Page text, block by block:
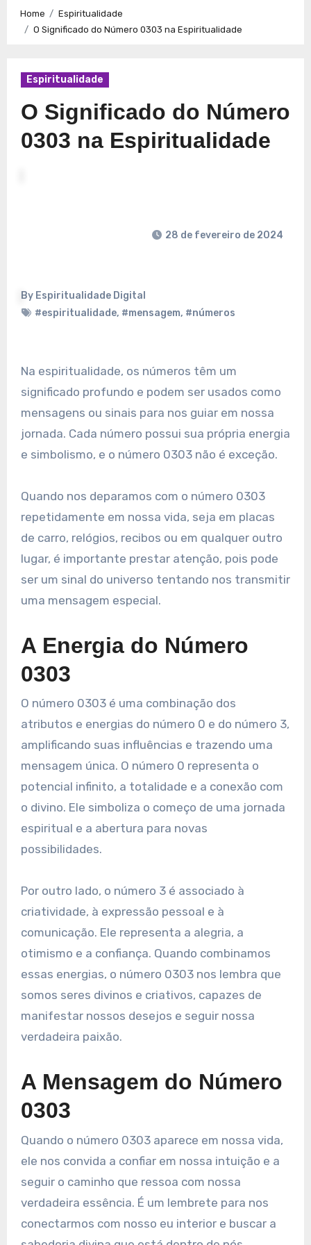
Caminhos para a Plenitude no Presente
Espiritualidade: Conexão e Significado no Presente
Home
Espiritualidade
O Significado do Número 0303 na Espiritualidade
Espiritualidade
O Significado do Número
0303 na Espiritualidade
By Espiritualidade Digital
28 de fevereiro de 2024
#espiritualidade, #mensagem, #números
Na espiritualidade, os números têm um
significado profundo e podem ser usados como
mensagens ou sinais para nos guiar em nossa
jornada. Cada número possui sua própria energia
e simbolismo, e o número 0303 não é exceção.
Quando nos deparamos com o número 0303
repetidamente em nossa vida, seja em placas
de carro, relógios, recibos ou em qualquer outro
lugar, é importante prestar atenção, pois pode
ser um sinal do universo tentando nos transmitir
uma mensagem especial.
A Energia do Número
0303
O número 0303 é uma combinação dos
atributos e energias do número 0 e do número 3,
amplificando suas influências e trazendo uma
mensagem única. O número 0 representa o
potencial infinito, a totalidade e a conexão com
o divino. Ele simboliza o começo de uma jornada
espiritual e a abertura para novas
possibilidades.
Por outro lado, o número 3 é associado à
criatividade, à expressão pessoal e à
comunicação. Ele representa a alegria, a
otimismo e a confiança. Quando combinamos
essas energias, o número 0303 nos lembra que
somos seres divinos e criativos, capazes de
manifestar nossos desejos e seguir nossa
verdadeira paixão.
A Mensagem do Número
0303
Quando o número 0303 aparece em nossa vida,
ele nos convida a confiar em nossa intuição e a
seguir o caminho que ressoa com nossa
verdadeira essência. É um lembrete para nos
conectarmos com nosso eu interior e buscar a